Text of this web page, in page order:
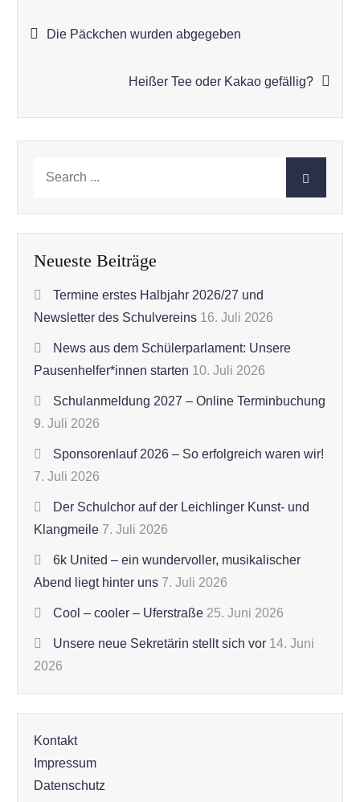
Beitragsnavigation
Die Päckchen wurden abgegeben
Heißer Tee oder Kakao gefällig?
Neueste Beiträge
Termine erstes Halbjahr 2026/27 und
Newsletter des Schulvereins 16. Juli 2026
News aus dem Schülerparlament: Unsere
Pausenhelfer*innen starten 10. Juli 2026
Schulanmeldung 2027 – Online Terminbuchung
9. Juli 2026
Sponsorenlauf 2026 – So erfolgreich waren wir!
7. Juli 2026
Der Schulchor auf der Leichlinger Kunst- und
Klangmeile 7. Juli 2026
6k United – ein wundervoller, musikalischer
Abend liegt hinter uns 7. Juli 2026
Cool – cooler – Uferstraße 25. Juni 2026
Unsere neue Sekretärin stellt sich vor 14. Juni
2026
Kontakt
Impressum
Datenschutz